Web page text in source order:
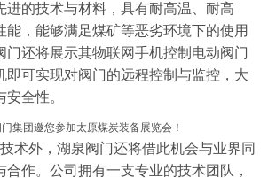
进的技术与材料，具有耐高温、耐高
能，能够满足煤矿等恶劣环境下的使用
门还将展示其物联网手机控制电动阀门
即可实现对阀门的远程控制与监控，大
全性。
术外，湖泉阀门还将借此机会与业界同
作。公司拥有一支专业的技术团队，